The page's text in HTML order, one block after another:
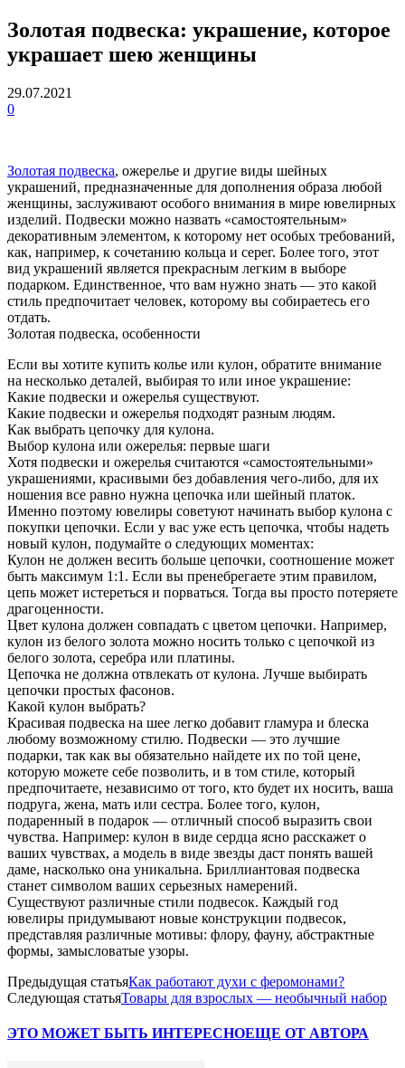
Золотая подвеска: украшение, которое
украшает шею женщины
29.07.2021
0
Золотая подвеска, ожерелье и другие виды шейных
украшений, предназначенные для дополнения образа любой
женщины, заслуживают особого внимания в мире ювелирных
изделий. Подвески можно назвать «самостоятельным»
декоративным элементом, к которому нет особых требований,
как, например, к сочетанию кольца и серег. Более того, этот
вид украшений является прекрасным легким в выборе
подарком. Единственное, что вам нужно знать — это какой
стиль предпочитает человек, которому вы собираетесь его
отдать.
Золотая подвеска, особенности
Если вы хотите купить колье или кулон, обратите внимание
на несколько деталей, выбирая то или иное украшение:
Какие подвески и ожерелья существуют.
Какие подвески и ожерелья подходят разным людям.
Как выбрать цепочку для кулона.
Выбор кулона или ожерелья: первые шаги
Хотя подвески и ожерелья считаются «самостоятельными»
украшениями, красивыми без добавления чего-либо, для их
ношения все равно нужна цепочка или шейный платок.
Именно поэтому ювелиры советуют начинать выбор кулона с
покупки цепочки. Если у вас уже есть цепочка, чтобы надеть
новый кулон, подумайте о следующих моментах:
Кулон не должен весить больше цепочки, соотношение может
быть максимум 1:1. Если вы пренебрегаете этим правилом,
цепь может истереться и порваться. Тогда вы просто потеряете
драгоценности.
Цвет кулона должен совпадать с цветом цепочки. Например,
кулон из белого золота можно носить только с цепочкой из
белого золота, серебра или платины.
Цепочка не должна отвлекать от кулона. Лучше выбирать
цепочки простых фасонов.
Какой кулон выбрать?
Красивая подвеска на шее легко добавит гламура и блеска
любому возможному стилю. Подвески — это лучшие
подарки, так как вы обязательно найдете их по той цене,
которую можете себе позволить, и в том стиле, который
предпочитаете, независимо от того, кто будет их носить, ваша
подруга, жена, мать или сестра. Более того, кулон,
подаренный в подарок — отличный способ выразить свои
чувства. Например: кулон в виде сердца ясно расскажет о
ваших чувствах, а модель в виде звезды даст понять вашей
даме, насколько она уникальна. Бриллиантовая подвеска
станет символом ваших серьезных намерений.
Существуют различные стили подвесок. Каждый год
ювелиры придумывают новые конструкции подвесок,
представляя различные мотивы: флору, фауну, абстрактные
формы, замысловатые узоры.
Предыдущая статьяКак работают духи с феромонами?
Следующая статьяТовары для взрослых — необычный набор
ЭТО МОЖЕТ БЫТЬ ИНТЕРЕСНОЕЩЕ ОТ АВТОРА